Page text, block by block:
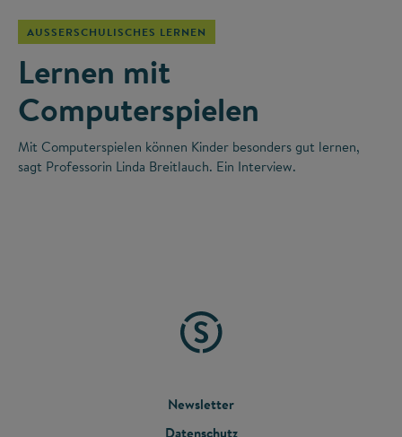
AUSSERSCHULISCHES LERNEN
Lernen mit
Computerspielen
Mit Computerspielen können Kinder besonders gut lernen,
sagt Professorin Linda Breitlauch. Ein Interview.
FOOTER
Newsletter
Datenschutz